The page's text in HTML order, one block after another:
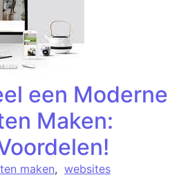
een Moderne
Maken:
maken, websites